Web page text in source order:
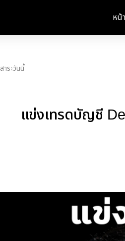
หน้
สาระวันนี้
แข่งเทรดบัญชี